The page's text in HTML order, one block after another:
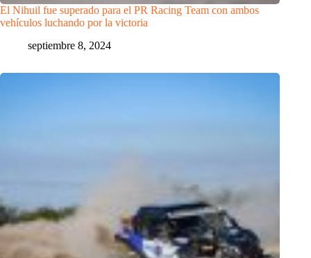
El Nihuil fue superado para el PR Racing Team con ambos
vehículos luchando por la victoria
septiembre 8, 2024